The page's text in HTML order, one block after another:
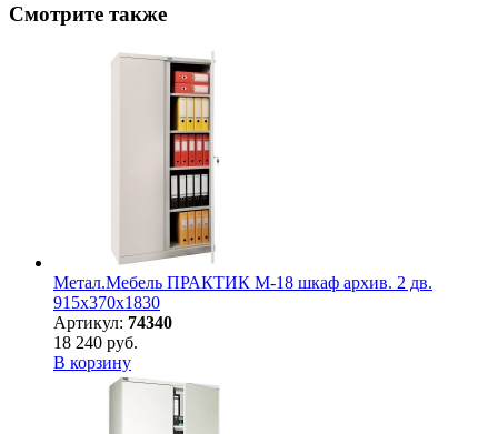
Смотрите также
Метал.Мебель ПРАКТИК М-18 шкаф архив. 2 дв.
915х370х1830
Артикул: 74340
18 240 руб.
В корзину